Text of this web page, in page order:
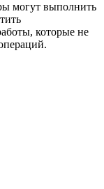
могут выполнить
которые не